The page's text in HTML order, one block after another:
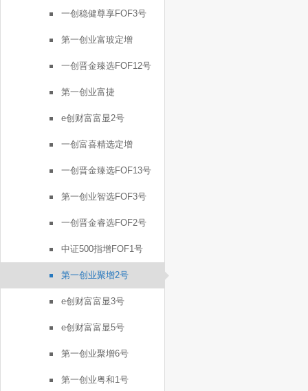
一创稳健尊享FOF3号
第一创业富玻定增
一创晋金臻选FOF12号
第一创业富捷
e创财富富显2号
一创富喜精选定增
一创晋金臻选FOF13号
第一创业智选FOF3号
一创晋金睿选FOF2号
中证500指增FOF1号
第一创业聚增2号
e创财富富显3号
e创财富富显5号
第一创业聚增6号
第一创业粤和1号